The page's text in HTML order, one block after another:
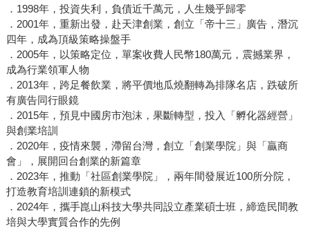
．1998年，投資失利，負債近千萬元，人生幾乎歸零
．2001年，重新出發，赴天津創業，創立「帝十三」廣告，潛沉
四年，成為頂級策略操盤手
．2005年，以策略定位，單案收費人民幣180萬元，震撼業界，
成為行業領軍人物
．2013年，跨足餐飲業，將平價地瓜燒翻轉為排隊名店，跌破所
有廣告同行眼鏡
．2015年，預見中國房市泡沫，果斷轉型，投入「孵化器經營」
與創業培訓
．2020年，疫情來襲，滯留台灣，創立「創業學院」與「贏商
會」，展開回台創業的新篇章
．2023年，推動「社區創業學院」，兩年間發展近100所分院，
打造教育培訓連鎖的新模式
．2024年，攜手崑山科技大學共同設立產業碩士班，締造民間教
培與大學實質合作的先例